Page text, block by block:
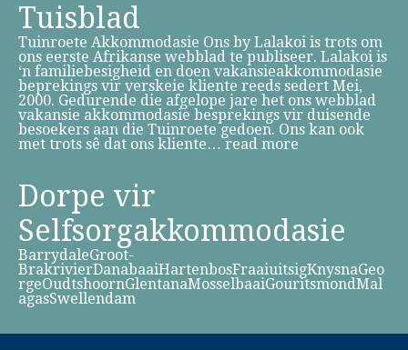
Tuisblad
Tuinroete Akkommodasie Ons by Lalakoi is trots om
ons eerste Afrikanse webblad te publiseer. Lalakoi is
‘n familiebesigheid en doen vakansieakkommodasie
beprekings vir verskeie kliente reeds sedert Mei,
2000. Gedurende die afgelope jare het ons webblad
vakansie akkommodasie besprekings vir duisende
besoekers aan die Tuinroete gedoen. Ons kan ook
met trots sê dat ons kliente…read more
Dorpe vir
Selfsorgakkommodasie
BarrydaleGroot-
BrakrivierDanabaaiHartenbosFraaiuitsigKnysnaGeo
rgeOudtshoornGlentanaMosselbaaiGouritsmondMal
agasSwellendam